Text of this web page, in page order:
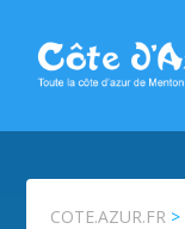
COTE.AZUR.FR >